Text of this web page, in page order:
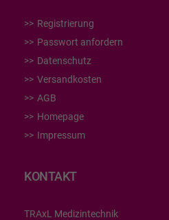
Registrierung
Passwort anfordern
Datenschutz
Versandkosten
AGB
Homepage
Impressum
KONTAKT
TRAxL Medizintechnik